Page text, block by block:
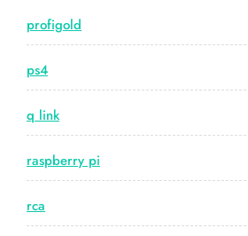
profigold
ps4
q link
raspberry pi
rca